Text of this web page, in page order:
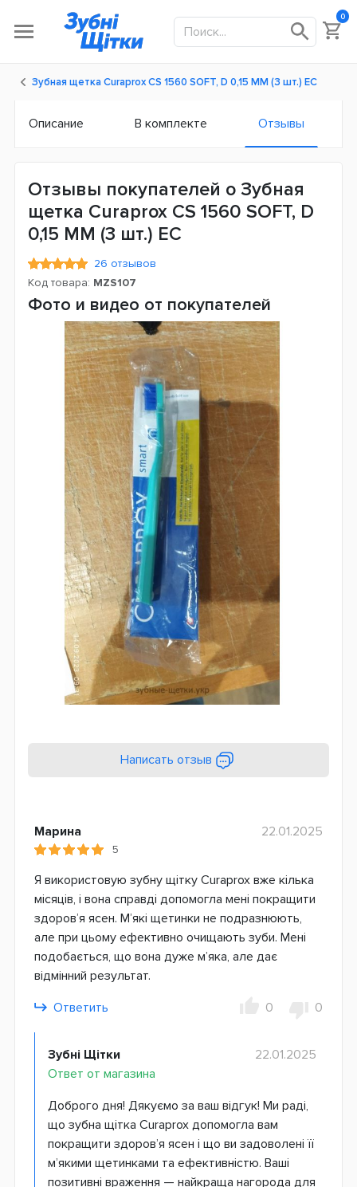
0
Зубная щетка Curaprox CS 1560 SOFT, D 0,15 ММ (3 шт.) ЕС
Описание В комплекте Отзывы
Отзывы покупателей о Зубная
щетка Curaprox CS 1560 SOFT, D
0,15 ММ (3 шт.) ЕС
26 отзывов
Код товара: MZS107
Фото и видео от покупателей
Написать отзыв
Марина
5
22.01.2025
Я використовую зубну щітку Curaprox вже кілька
місяців, і вона справді допомогла мені покращити
здоров’я ясен. М’які щетинки не подразнюють,
але при цьому ефективно очищають зуби. Мені
подобається, що вона дуже м’яка, але дає
відмінний результат.
Ответить
0 0
Зубні Щітки
Ответ от магазина
22.01.2025
Доброго дня! Дякуємо за ваш відгук! Ми раді,
що зубна щітка Curaprox допомогла вам
покращити здоров’я ясен і що ви задоволені її
м’якими щетинками та ефективністю. Ваші
позитивні враження — найкраща нагорода для